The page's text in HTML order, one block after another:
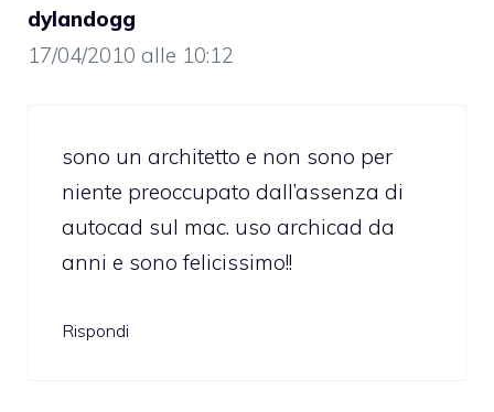
dylandogg
17/04/2010 alle 10:12
sono un architetto e non sono per
niente preoccupato dall’assenza di
autocad sul mac. uso archicad da
anni e sono felicissimo!!
Rispondi